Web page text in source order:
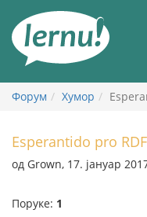
садржају
Форум Хумор
Esperantido pro
од Grown, 17. јануар
Поруке: 1